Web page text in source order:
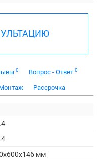
0 Вопрос - Ответ 0
Рассрочка
мм